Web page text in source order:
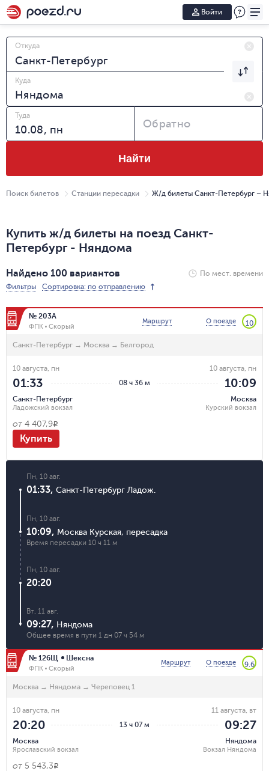
Войти
Откуда
Куда
Туда
Обратно
Найти
Поиск билетов Станции пересадки Ж/д билеты Санкт-Петербург –
Купить ж/д билеты на поезд Санкт-
Петербург - Няндома
Найдено 100 вариантов
По мест. времени
Фильтры
Сортировка: по отправлению
№ 203А
ФПК Скорый
Маршрут О поезде 10
Санкт-Петербург → Москва → Белгород
08 ч 36 м
10 августа, пн
01:33
Санкт-Петербург
Ладожский вокзал
10 августа, пн
10:09
Москва
Курский вокзал
от 4 407,9R
Купить
Пн, 10 авг.
01:33, Санкт-Петербург Ладож.
Пн, 10 авг.
10:09, Москва Курская, пересадка
Время пересадки 10 ч 11 м
Пн, 10 авг.
20:20
Вт, 11 авг.
09:27, Няндома
Общее время в пути 1 дн 07 ч 54 м
№ 126Щ Шексна
ФПК Скорый
Маршрут О поезде 9.6
Москва → Няндома → Череповец 1
13 ч 07 м
10 августа, пн
20:20
Москва
Ярославский вокзал
11 августа, вт
09:27
Няндома
Вокзал Няндома
от 5 543,3R